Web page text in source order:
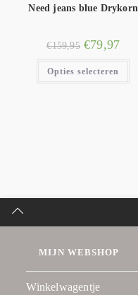
Need jeans blue Drykorn
€159,95 €79,97
Opties selecteren
MIJN WEBSHOP
Winkelwagentje